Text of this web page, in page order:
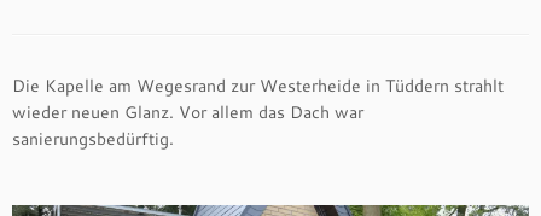
Die Kapelle am Wegesrand zur Westerheide in Tüddern strahlt
wieder neuen Glanz. Vor allem das Dach war
sanierungsbedürftig.